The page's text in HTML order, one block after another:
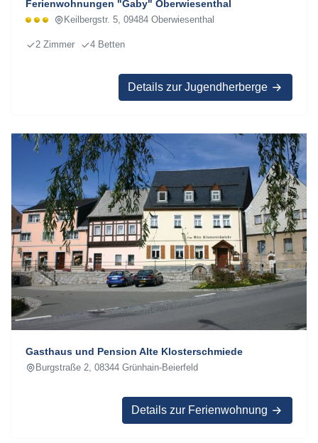
Ferienwohnungen "Gaby" Oberwiesenthal
Keilbergstr. 5, 09484 Oberwiesenthal
2 Zimmer 4 Betten
Details zur Jugendherberge
Gasthaus und Pension Alte Klosterschmiede
Burgstraße 2, 08344 Grünhain-Beierfeld
Details zur Ferienwohnung